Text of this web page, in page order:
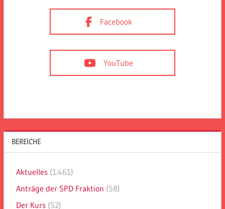
Facebook
YouTube
BEREICHE
Aktuelles(1.461)
Anträge der SPD Fraktion (58)
Der Kurs(52)